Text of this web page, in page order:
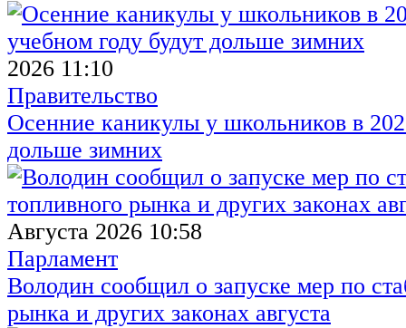
2026 11:10
Правительство
Осенние каникулы у школьников в
дольше зимних
Августа 2026 10:58
Парламент
Володин сообщил о запуске мер по
рынка и других законах августа